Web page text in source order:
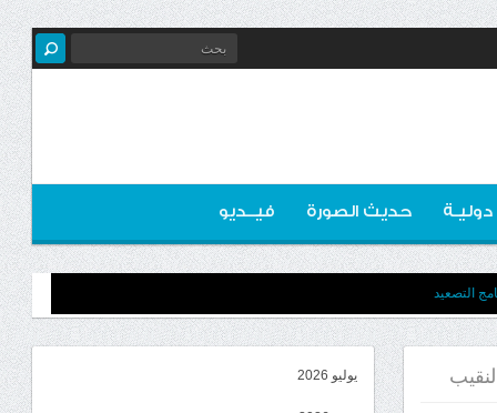
دوليـة حديث الصورة فيــديو
التصعيد
يوليو 2026